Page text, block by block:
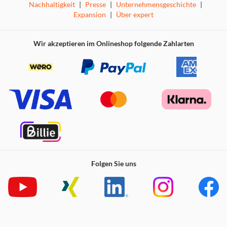
Die Ohrhörer JBL Tune Beam 2 verfügen über 10-mm-
JBL Pure Bass Sound. Ganz gleich, ob du deine
spielen möchtest – der JBL Spatial Sound verwandelt
Stereo-Sound aus jeder Quelle und von jedem Gerät in ein
Adaptives Noise-Cancelling mit Smart Ambient
Die Ohrhörer JBL Tune Beam 2 nutzen adaptives Noise-
Cancelling, damit du Nebengeräusche vollständig
Ambient Aware stellst du ein, wie viel du von deiner
Umgebung hören willst, und über TalkThru sprichst du mit
den anderen in deiner Umgebung, ohne deine Ohrhörer
herauszunehmen.
Nachhaltigkeit | Presse | Unternehmensgeschichte |
Expansion | Über expert
Wir akzeptieren im Onlineshop folgende Zahlarten
Folgen Sie uns